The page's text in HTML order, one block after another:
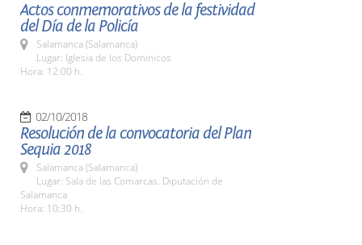
Actos conmemorativos de la festividad
del Día de la Policía
Salamanca (Salamanca)
Lugar: Iglesia de los Dominicos
Hora: 12:00 h.
02/10/2018
Resolución de la convocatoria del Plan
Sequia 2018
Salamanca (Salamanca)
Lugar: Sala de las Comarcas. Diputación de
Salamanca
Hora: 10:30 h.